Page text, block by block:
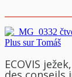
Plus sur Tomáš
ECOVIS